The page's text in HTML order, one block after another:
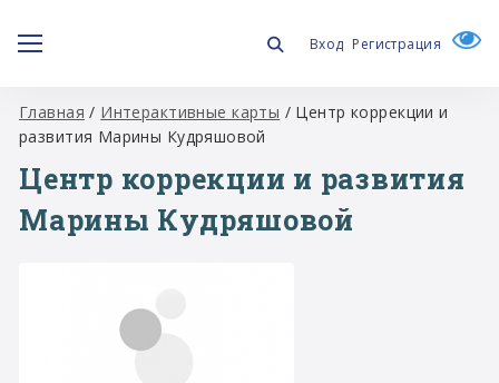
Вход Регистрация
Главная / Интерактивные карты / Центр коррекции и
развития Марины Кудряшовой
Центр коррекции и развития
Марины Кудряшовой